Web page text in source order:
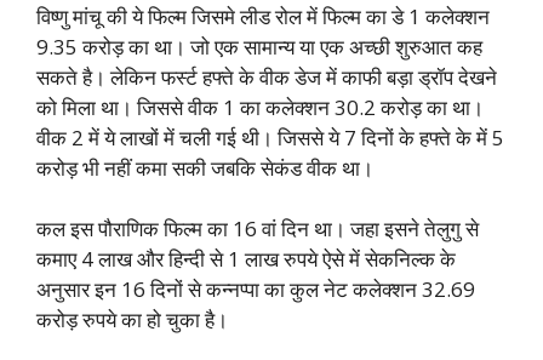
विष्णु मांचू की ये फिल्म जिसमे लीड रोल में फिल्म का डे 1 कलेक्शन
9.35 करोड़ का था। जो एक सामान्य या एक अच्छी शुरुआत कह
सकते है। लेकिन फर्स्ट हफ्ते के वीक डेज में काफी बड़ा ड्रॉप देखने
को मिला था। जिससे वीक 1 का कलेक्शन 30.2 करोड़ का था।
वीक 2 में ये लाखों में चली गई थी। जिससे ये 7 दिनों के हफ्ते के में 5
करोड़ भी नहीं कमा सकी जबकि सेकंड वीक था।
कल इस पौराणिक फिल्म का 16 वां दिन था। जहा इसने तेलुगु से
कमाए 4 लाख और हिन्दी से 1 लाख रुपये ऐसे में सेकनिल्क के
अनुसार इन 16 दिनों से कन्नप्पा का कुल नेट कलेक्शन 32.69
करोड़ रुपये का हो चुका है।